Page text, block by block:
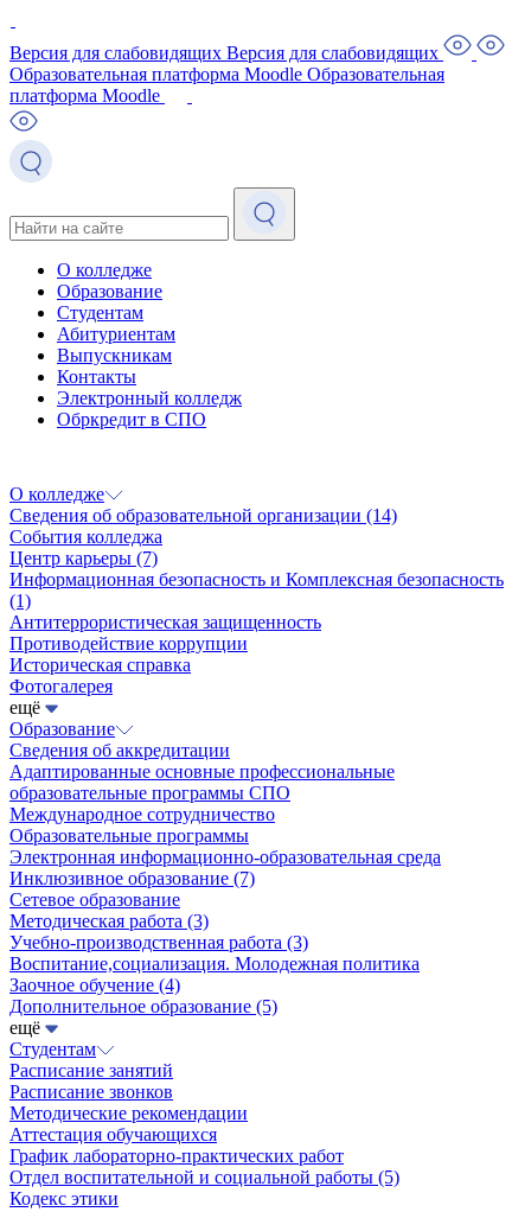
Версия для слабовидящих Версия для слабовидящих
Образовательная платформа Moodle Образовательная
платформа Moodle
О колледже
Образование
Студентам
Абитуриентам
Выпускникам
Контакты
Электронный колледж
Обркредит в СПО
О колледже
Сведения об образовательной организации (14)
События колледжа
Центр карьеры (7)
Информационная безопасность и Комплексная безопасность
(1)
Антитеррористическая защищенность
Противодействие коррупции
Историческая справка
Фотогалерея
ещё
Образование
Сведения об аккредитации
Адаптированные основные профессиональные
образовательные программы СПО
Международное сотрудничество
Образовательные программы
Электронная информационно-образовательная среда
Инклюзивное образование (7)
Сетевое образование
Методическая работа (3)
Учебно-производственная работа (3)
Воспитание,социализация. Молодежная политика
Заочное обучение (4)
Дополнительное образование (5)
ещё
Студентам
Расписание занятий
Расписание звонков
Методические рекомендации
Аттестация обучающихся
График лабораторно-практических работ
Отдел воспитательной и социальной работы (5)
Кодекс этики